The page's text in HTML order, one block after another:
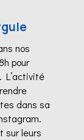
nos
pour
L’activité
dans sa
sur leurs